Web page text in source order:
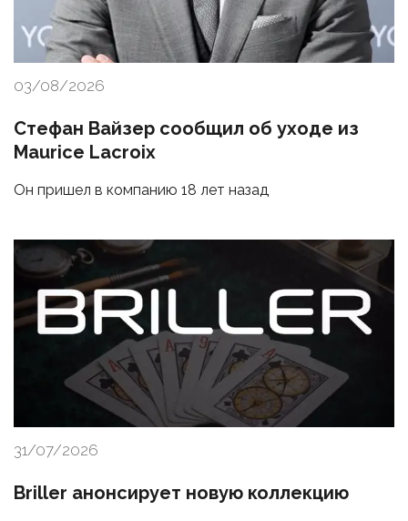
03/08/2026
Стефан Вайзер сообщил об уходе из
Maurice Lacroix
Он пришел в компанию 18 лет назад
31/07/2026
Briller анонсирует новую коллекцию